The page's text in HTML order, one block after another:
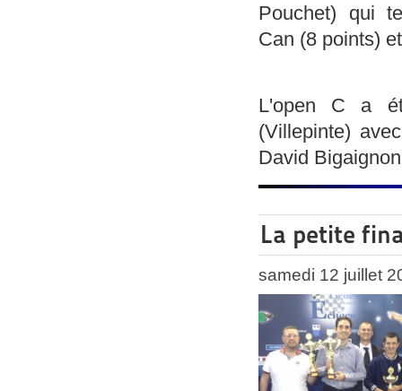
Pouchet) qui
Can (8 points)
L'open C a
(Villepinte)
David
La petite
samedi 12 juillet